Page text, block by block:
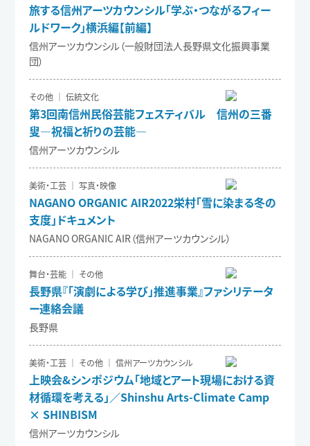
旅する信州アーツカウンシル「学ぶ・つながるフィー
ルドワーク」横浜編【前編】
信州アーツカウンシル（一般財団法人長野県文化振興事業
団）
その他 ｜ 伝統文化
第3回南信州民俗芸能フェスティバル 信州の三番
叟―祝福と祈りの芸能―
信州アーツカウンシル
美術・工芸 ｜ 写真・映像
NAGANO ORGANIC AIR2022栄村「雪に染まる冬の
支度」ドキュメント
NAGANO ORGANIC AIR（信州アーツカウンシル）
舞台・芸能 ｜ その他
長野県『「演劇による学び」推進事業』ファシリテータ
ー連絡会議
長野県
美術・工芸 ｜ その他 ｜ 信州アーツカウンシル
上映会&シンポジウム「地域とアート現場における資
材循環を考える」／Shinshu Arts-Climate Camp
× SHINBISM
信州アーツカウンシル